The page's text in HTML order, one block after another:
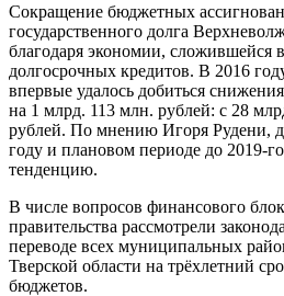
Сокращение бюджетных
государственного долга
благодаря экономии, сложившейся
долгосрочных кредитов. В 2016
впервые удалось добиться
на 1 млрд. 113 млн. рублей: с 28
рублей. По мнению Игоря Рудени,
году и плановом периоде до 2019-
тенденцию.
В числе вопросов финансового
правительства рассмотрели
переводе всех муниципальных
Тверской области на трёхлетний
бюджетов.